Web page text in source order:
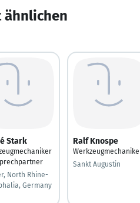
ähnlichen
Stark
North Rhine-
Germany
Ralf Knospe
Sankt Augustin